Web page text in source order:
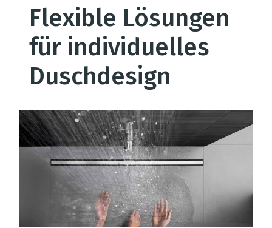
Flexible Lösungen
für individuelles
Duschdesign